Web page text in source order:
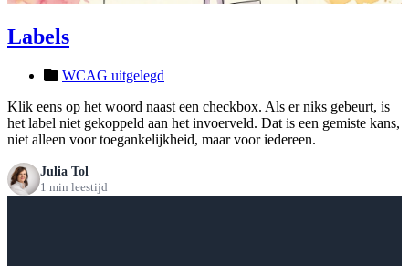
Labels
WCAG uitgelegd
Klik eens op het woord naast een checkbox. Als er niks gebeurt, is
het label niet gekoppeld aan het invoerveld. Dat is een gemiste kans,
niet alleen voor toegankelijkheid, maar voor iedereen.
Julia Tol
1 min leestijd